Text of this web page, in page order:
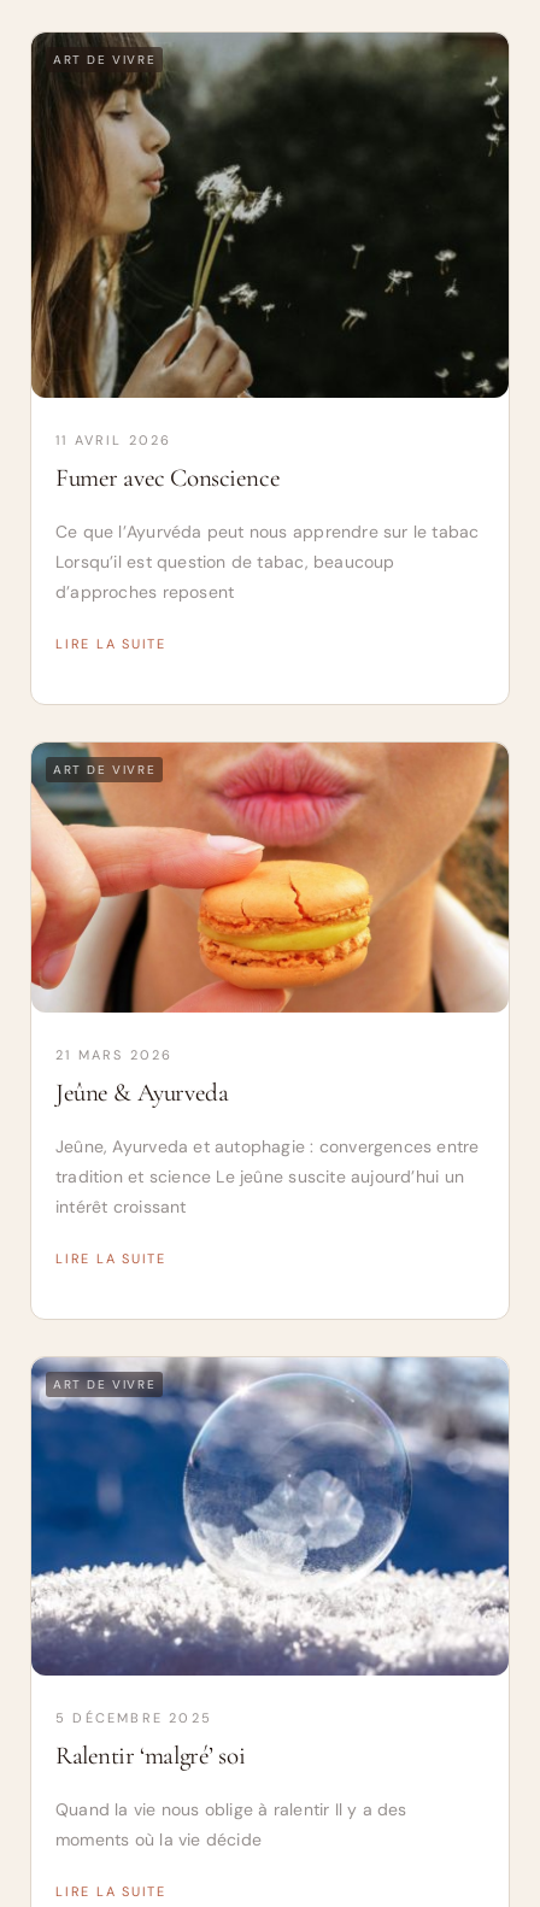
ART DE VIVRE
11 AVRIL 2026
Fumer avec Conscience
Ce que l’Ayurvéda peut nous apprendre sur le tabac
Lorsqu’il est question de tabac, beaucoup
d’approches reposent
LIRE LA SUITE
ART DE VIVRE
21 MARS 2026
Jeûne & Ayurveda
Jeûne, Ayurveda et autophagie : convergences entre
tradition et science Le jeûne suscite aujourd’hui un
intérêt croissant
LIRE LA SUITE
ART DE VIVRE
5 DÉCEMBRE 2025
Ralentir ‘malgré’ soi
Quand la vie nous oblige à ralentir Il y a des
moments où la vie décide
LIRE LA SUITE